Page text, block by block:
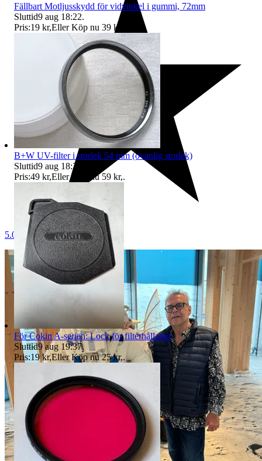
5.0
Fällbart Motljusskydd för vidvinkel i gummi, 72mm
Sluttid9 aug 18:22.
Pris:19 kr,Eller Köp nu 39 kr
B+W UV-filter i storlek 54 mm (ovanlig storlek)
Sluttid9 aug 18:23
Pris:49 kr,Eller Köp nu 59 kr,.
För Cokin A-serien: Lock för filterhållaren
Sluttid9 aug 19:37.
Pris:19 kr,Eller Köp nu 25 kr,.